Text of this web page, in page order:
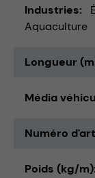
Industries
Aquaculture
Longueur
Média
Numéro
Poids (kg/m)